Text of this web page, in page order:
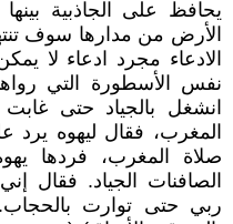
يحافظ على الجاذبية
الأرض من مدارها سوف
الادعاء مجرد ادعاء لا
نفس الأسطورة التي
انشغل بالجياد حتى
المغرب، فقال ليهوه
صلاة المغرب، فردها
الصافنات الجياد. فقال
ربي حتى توارت